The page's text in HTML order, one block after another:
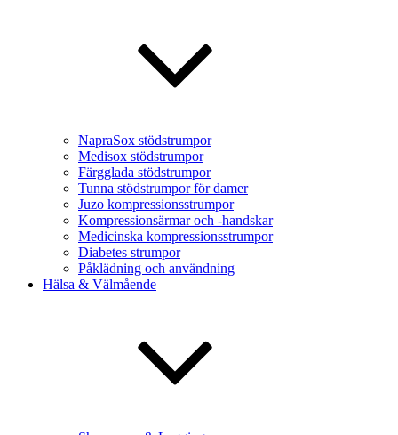
NapraSox stödstrumpor
Medisox stödstrumpor
Färgglada stödstrumpor
Tunna stödstrumpor för damer
Juzo kompressionsstrumpor
Kompressionsärmar och -handskar
Medicinska kompressionsstrumpor
Diabetes strumpor
Påklädning och användning
Hälsa & Välmående